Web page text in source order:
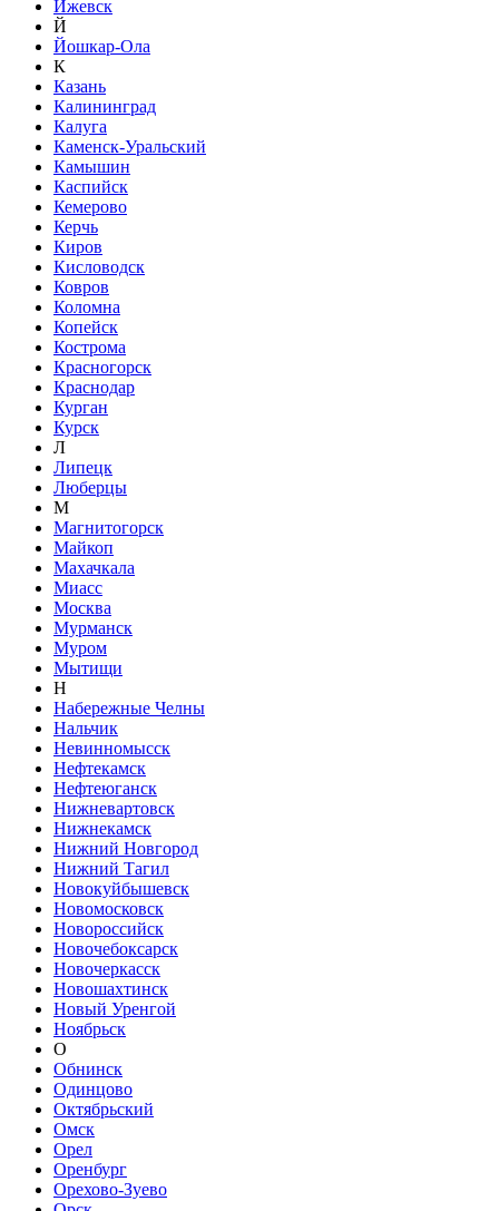
Ижевск
Й
Йошкар-Ола
К
Казань
Калининград
Калуга
Каменск-Уральский
Камышин
Каспийск
Кемерово
Керчь
Киров
Кисловодск
Ковров
Коломна
Копейск
Кострома
Красногорск
Краснодар
Курган
Курск
Л
Липецк
Люберцы
М
Магнитогорск
Майкоп
Махачкала
Миасс
Москва
Мурманск
Муром
Мытищи
Н
Набережные Челны
Нальчик
Невинномысск
Нефтекамск
Нефтеюганск
Нижневартовск
Нижнекамск
Нижний Новгород
Нижний Тагил
Новокуйбышевск
Новомосковск
Новороссийск
Новочебоксарск
Новочеркасск
Новошахтинск
Новый Уренгой
Ноябрьск
О
Обнинск
Одинцово
Октябрьский
Омск
Орел
Оренбург
Орехово-Зуево